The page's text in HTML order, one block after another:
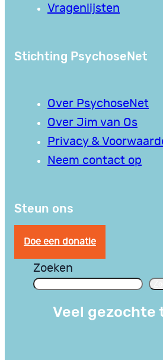
Vragenlijsten
Stichting PsychoseNet
Over PsychoseNet
Over Jim van Os
Privacy &
Neem contact op
Steun ons
Doe een donatie
Zoeken
Veel gezochte